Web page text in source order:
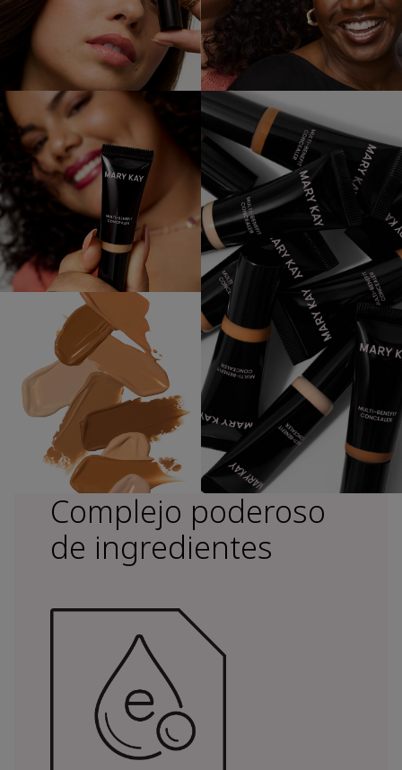
Complejo poderoso
de ingredientes